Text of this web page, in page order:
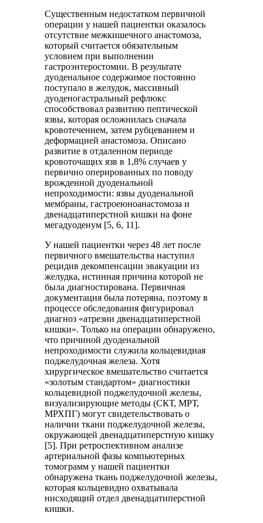
Существенным недостатком первичной
операции у нашей пациентки оказалось
отсутствие межкишечного анастомоза,
который считается обязательным
условием при выполнении
гастроэнтеростомии. В результате
дуоденальное содержимое постоянно
поступало в желудок, массивный
дуоденогастральный рефлюкс
способствовал развитию пептической
язвы, которая осложнилась сначала
кровотечением, затем рубцеванием и
деформацией анастомоза. Описано
развитие в отдаленном периоде
кровоточащих язв в 1,8% случаев у
первично оперированных по поводу
врожденной дуоденальной
непроходимости: язвы дуоденальной
мембраны, гастроеюноанастомоза и
двенадцатиперстной кишки на фоне
мегадуоденум [5, 6, 11].
У нашей пациентки через 48 лет после
первичного вмешательства наступил
рецидив декомпенсации эвакуации из
желудка, истинная причина которой не
была диагностирована. Первичная
документация была потеряна, поэтому в
процессе обследования фигурировал
диагноз «атрезии двенадцатиперстной
кишки». Только на операции обнаружено,
что причиной дуоденальной
непроходимости служила кольцевидная
поджелудочная железа. Хотя
хирургическое вмешательство считается
«золотым стандартом» диагностики
кольцевидной поджелудочной железы,
визуализирующие методы (СКТ, МРТ,
МРХПГ) могут свидетельствовать о
наличии ткани поджелудочной железы,
окружающей двенадцатиперстную кишку
[5]. При ретроспективном анализе
артериальной фазы компьютерных
томограмм у нашей пациентки
обнаружена ткань поджелудочной железы,
которая кольцевидно охватывала
нисходящий отдел двенадцатиперстной
кишки.